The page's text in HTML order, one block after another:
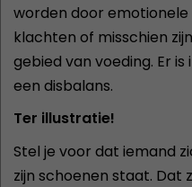
worden door
klachten of misschien
gebied van voeding. Er
een disbalans.
Ter illustratie!
Stel je voor dat iemand
zijn schoenen staat. Dat